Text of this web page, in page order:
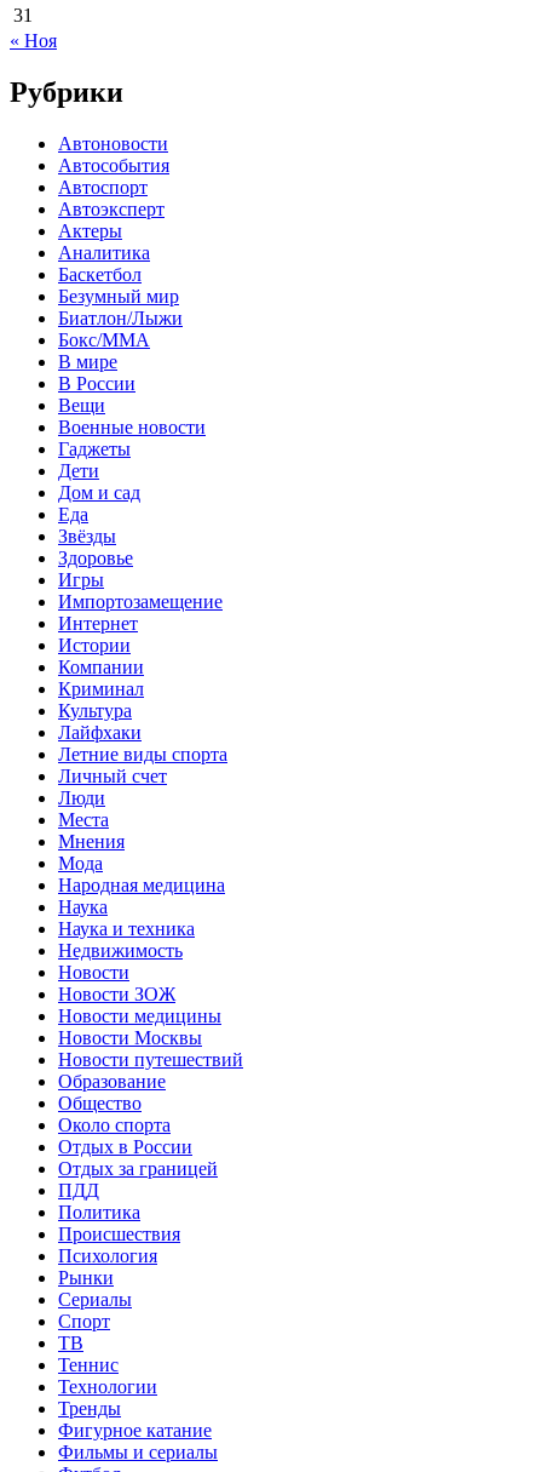
31
« Ноя
Рубрики
Автоновости
Автособытия
Автоспорт
Автоэксперт
Актеры
Аналитика
Баскетбол
Безумный мир
Биатлон/Лыжи
Бокс/MMA
В мире
В России
Вещи
Военные новости
Гаджеты
Дети
Дом и сад
Еда
Звёзды
Здоровье
Игры
Импортозамещение
Интернет
Истории
Компании
Криминал
Культура
Лайфхаки
Летние виды спорта
Личный счет
Люди
Места
Мнения
Мода
Народная медицина
Наука
Наука и техника
Недвижимость
Новости
Новости ЗОЖ
Новости медицины
Новости Москвы
Новости путешествий
Образование
Общество
Около спорта
Отдых в России
Отдых за границей
ПДД
Политика
Происшествия
Психология
Рынки
Сериалы
Спорт
ТВ
Теннис
Технологии
Тренды
Фигурное катание
Фильмы и сериалы